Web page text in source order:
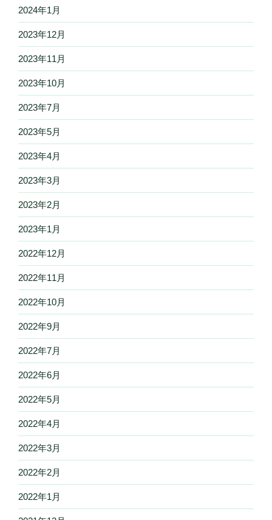
2024年1月
2023年12月
2023年11月
2023年10月
2023年7月
2023年5月
2023年4月
2023年3月
2023年2月
2023年1月
2022年12月
2022年11月
2022年10月
2022年9月
2022年7月
2022年6月
2022年5月
2022年4月
2022年3月
2022年2月
2022年1月